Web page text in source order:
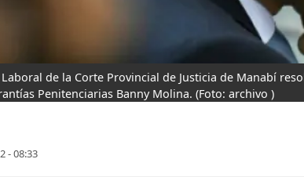
Laboral de la Corte Provincial de Justicia de Manabí
Penitenciarias Banny Molina. (Foto: archivo )
- 08:33